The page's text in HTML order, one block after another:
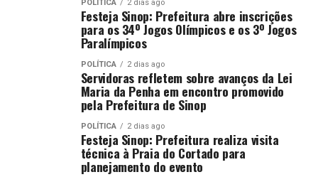
POLÍTICA 2 dias ago
Festeja Sinop: Prefeitura abre inscrições
para os 34º Jogos Olímpicos e os 3º Jogos
Paralímpicos
POLÍTICA 2 dias ago
Servidoras refletem sobre avanços da Lei
Maria da Penha em encontro promovido
pela Prefeitura de Sinop
POLÍTICA 2 dias ago
Festeja Sinop: Prefeitura realiza visita
técnica à Praia do Cortado para
planejamento do evento